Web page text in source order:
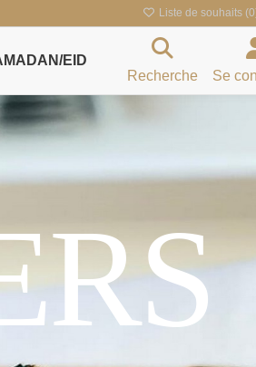
Liste de souhaits (0
EID
Recherche
Se